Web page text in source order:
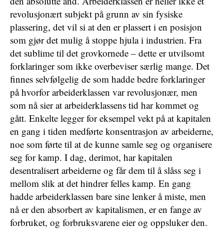
revolusjonært subjekt på grunn av sin fysiske
plassering, det vil si at den er plassert i en posisjon
som gjør det mulig å stoppe hjula i industrien. Fra
det sublime til det grovkornede – dette er utvilsomt
forklaringer som ikke overbeviser særlig mange. Det
finnes selvfølgelig de som hadde bedre forklaringer
på hvorfor arbeiderklassen var revolusjonær, men
som nå sier at arbeiderklassens tid har kommet og
gått. Enkelte legger for eksempel vekt på at kapitalen
en gang i tiden medførte konsentrasjon av arbeiderne,
noe som førte til at de kunne samle seg og organisere
seg for kamp. I dag, derimot, har kapitalen
desentralisert arbeiderne og får dem til å slåss seg i
mellom slik at det hindrer felles kamp. En gang
hadde arbeiderklassen bare sine lenker å miste, men
nå er den absorbert av kapitalismen, er en fange av
forbruket, og forbruksvarene eier og oppsluker den.